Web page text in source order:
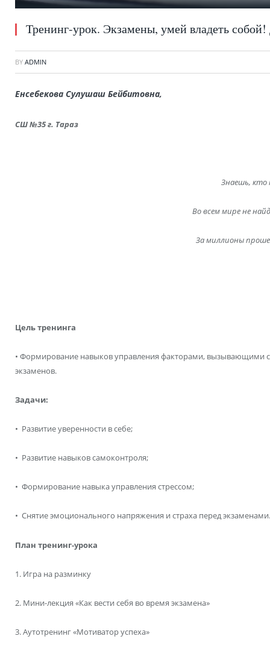
Тренинг-урок. Экзамены, умей владеть
BY ADMIN
Енсебекова Сулушаш Бейбитовна,
СШ №35 г. Тараз
Знаешь, кто
Во всем мире не
За миллионы
Цель тренинга
• Формирование навыков управления факторами, вызывающими
экзаменов.
Задачи:
• Развитие уверенности в себе;
• Развитие навыков самоконтроля;
• Формирование навыка управления стрессом;
• Снятие эмоционального напряжения и страха перед экзаменами.
План тренинг-урока
1. Игра на разминку
2. Мини-лекция «Как вести себя во время экзамена»
3. Аутотренинг «Мотиватор успеха»